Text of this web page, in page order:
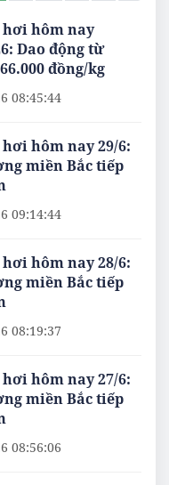
hơi hôm nay
Dao động từ
đồng/kg
08:45:44
hôm nay 29/6:
miền Bắc tiếp
09:14:44
hôm nay 28/6:
miền Bắc tiếp
08:19:37
hôm nay 27/6:
miền Bắc tiếp
08:56:06